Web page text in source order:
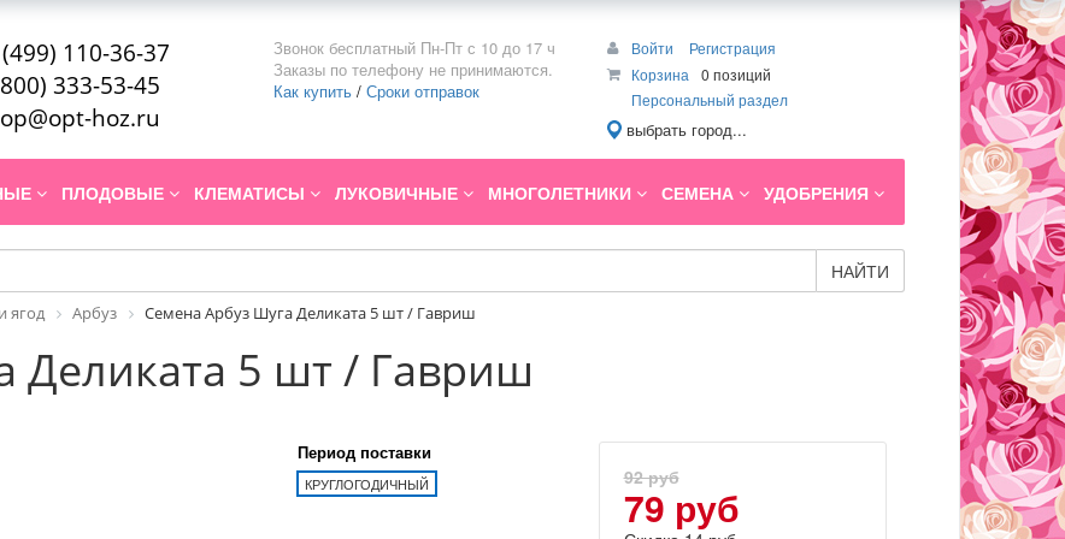
110-36-37
333-53-45
hoz.ru
Звонок бесплатный Пн-Пт с 10 до 17 ч
Заказы по телефону не принимаются.
Как купить / Сроки отправок
Войти
Регистрация
Корзина
0 позиций
Персональный раздел
выбрать город...
ПЛОДОВЫЕ КЛЕМАТИСЫ ЛУКОВИЧНЫЕ МНОГОЛЕТНИКИ СЕМЕНА УДОБРЕНИЯ
НАЙТИ
ягод Арбуз Семена Арбуз Шуга Деликата 5 шт / Гавриш
Деликата 5 шт / Гавриш
Период поставки
КРУГЛОГОДИЧНЫЙ 92 руб
79 руб